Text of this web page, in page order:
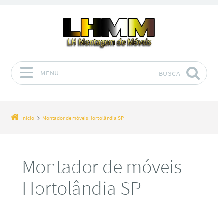
MENU BUSCA
Início Montador de móveis Hortolândia SP
Montador de móveis
Hortolândia SP